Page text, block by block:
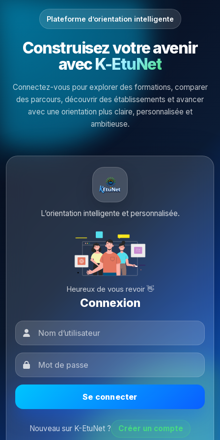
Plateforme d’orientation intelligente
Construisez votre avenir
avecK-EtuNet
Connectez-vous pour explorer des formations, comparer
des parcours, découvrir des établissements et avancer
avec une orientation plus claire, personnalisée et
ambitieuse.
L’orientation intelligente et personnalisée.
Heureux de vous revoir 👋
Connexion
Se connecter
Nouveau sur K-EtuNet ? Créer un compte